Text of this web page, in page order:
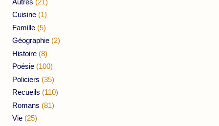
Cuisine (1)
Famille (5)
Géographie (2)
Histoire (8)
Poésie (100)
Policiers (35)
Recueils (110)
Romans (81)
Vie (25)